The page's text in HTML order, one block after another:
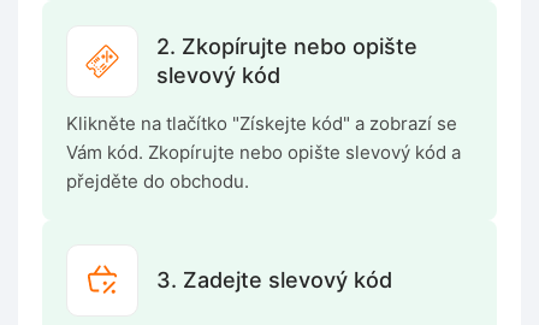
2. Zkopírujte nebo opište
slevový kód
Klikněte na tlačítko "Získejte kód" a zobrazí se
Vám kód. Zkopírujte nebo opište slevový kód a
přejděte do obchodu.
3. Zadejte slevový kód